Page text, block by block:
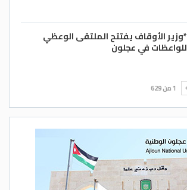
*وزير الأوقاف يفتتح الملتقى الوعظي
للواعظات في عجلون
1 من 629